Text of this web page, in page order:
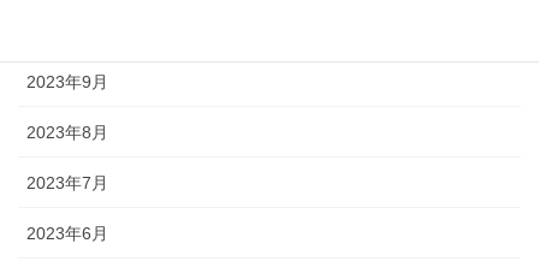
2023年9月
2023年8月
2023年7月
2023年6月